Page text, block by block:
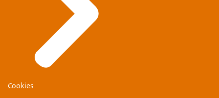
Cookies